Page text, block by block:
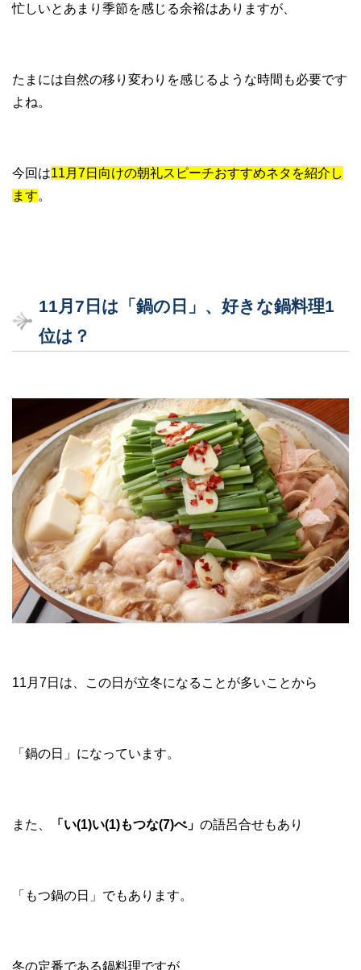
忙しいとあまり季節を感じる余裕はありますが、
たまには自然の移り変わりを感じるような時間も必要です
よね。
今回は11月7日向けの朝礼スピーチおすすめネタを紹介し
ます。
11 月7 日は「鍋の日」、好きな鍋料理1
位は？
11月7日は、この日が立冬になることが多いことから
「鍋の日」になっています。
また、 「い(1)い(1)もつな(7)べ」 の語呂合せもあり
「もつ鍋の日」でもあります。
冬の定番である鍋料理ですが、